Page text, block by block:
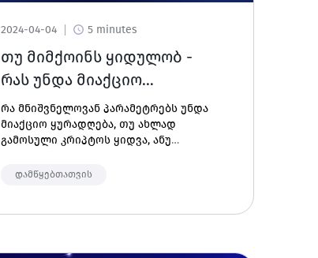
2024-04-04 5 minutes
თუ მიმქოინს ყიდულობ -
რას უნდა მიაქციო
ყურადღება
რა მნიშვნელოვან პარამეტრებს უნდა
მიაქციო ყურადღება, თუ ახლად
გამოსული კრიპტოს ყიდვა, ანუ
გადაწყვეტილი? ამ ბლოგში გეტყვით
დამწყებთათვის